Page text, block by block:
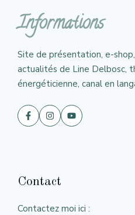
Informations
Site de présentation, e-
actualités de Line Delbosc,
énergéticienne, canal en
Contact
Contactez moi ici :